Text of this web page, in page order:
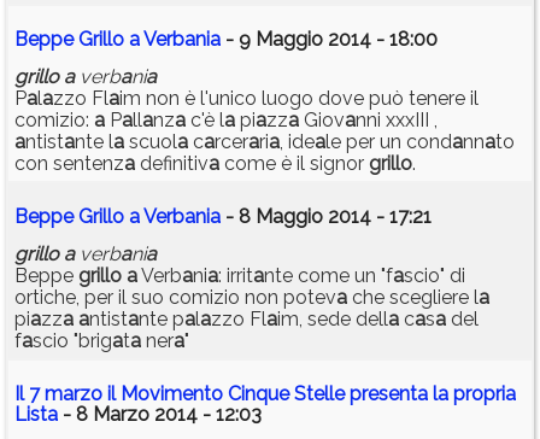
Beppe Grillo a Verbania - 9 Maggio 2014 - 18:00
grillo averbania
Palazzo Flaim non è l'unico luogo dove può tenere il
comizio: a Pallanza c'è la piazza Giovanni xxxIII ,
antistante la scuola carceraria, ideale per un condannato
con sentenza definitiva come è il signor grillo.
Beppe Grillo a Verbania - 8 Maggio 2014 - 17:21
grillo averbania
Beppe grillo aVerbania: irritante come un "fascio" di
ortiche, per il suo comizio non poteva che scegliere la
piazza antistante palazzo Flaim, sede della casa del
fascio "brigata nera"
Il 7 marzo il Movimento Cinque Stelle presenta la propria
Lista - 8 Marzo 2014 - 12:03